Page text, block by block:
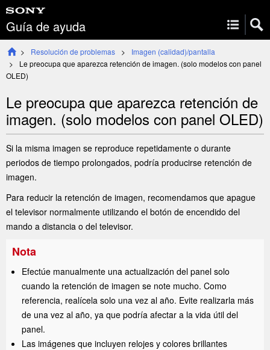
Guía de ayuda
Resolución de problemas
Imagen (calidad)/pantalla
Le preocupa que aparezca retención de imagen. (solo modelos con panel
OLED)
Le preocupa que aparezca retención de
imagen. (solo modelos con panel OLED)
Si la misma imagen se reproduce repetidamente o durante
periodos de tiempo prolongados, podría producirse retención de
imagen.
Para reducir la retención de imagen, recomendamos que apague
el televisor normalmente utilizando el botón de encendido del
mando a distancia o del televisor.
Nota
Efectúe manualmente una actualización del panel solo
cuando la retención de imagen se note mucho. Como
referencia, realícela solo una vez al año. Evite realizarla más
de una vez al año, ya que podría afectar a la vida útil del
panel.
Las imágenes que incluyen relojes y colores brillantes